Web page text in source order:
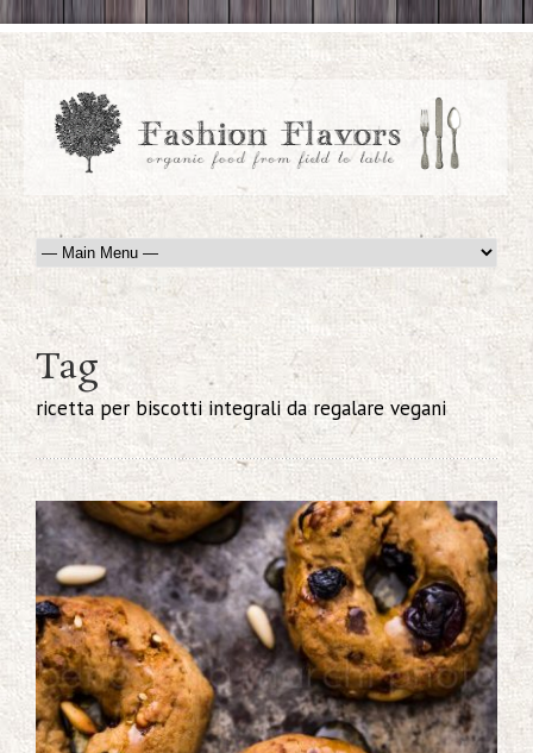
Tag
ricetta per biscotti integrali da regalare vegani